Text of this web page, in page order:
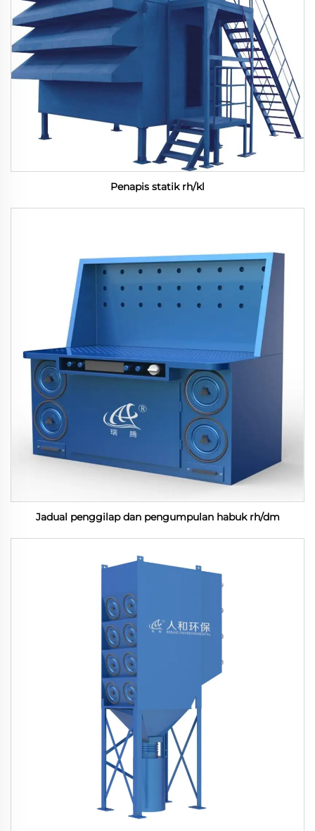
Penapis statik rh/kl
Jadual penggilap dan pengumpulan habuk rh/dm